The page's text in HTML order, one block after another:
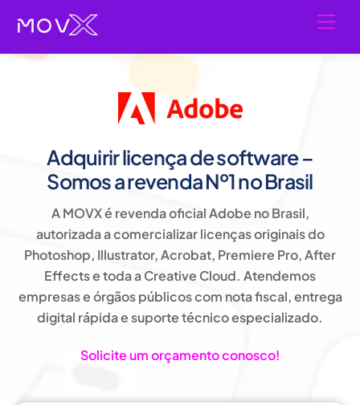
content
Adquirir licença de software –
Somos a revenda Nº1 no Brasil
A MOVX é revenda oficial Adobe no Brasil,
autorizada a comercializar licenças originais do
Photoshop, Illustrator, Acrobat, Premiere Pro, After
Effects e toda a Creative Cloud. Atendemos
empresas e órgãos públicos com nota fiscal, entrega
digital rápida e suporte técnico especializado.
Solicite um orçamento conosco!